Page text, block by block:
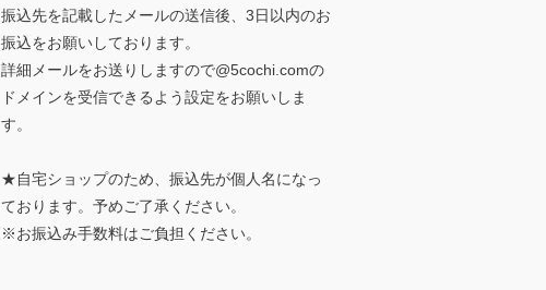
振込先を記載したメールの送信後、3日以内のお
振込をお願いしております。
詳細メールをお送りしますので@5cochi.comの
ドメインを受信できるよう設定をお願いしま
す。
★自宅ショップのため、振込先が個人名になっ
ております。予めご了承ください。
※お振込み手数料はご負担ください。